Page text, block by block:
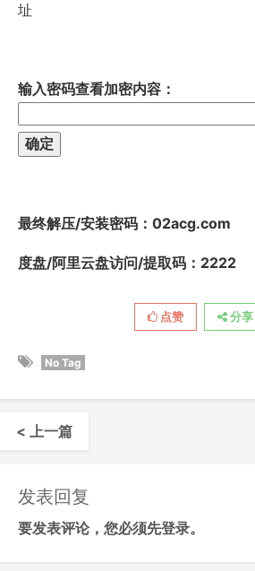
址
输入密码查看加密内容：
最终解压/安装密码 ：02acg.com
度盘/阿里云盘访问/提取码：2222
点赞 分享
No Tag
< 上一篇
发表回复
要发表评论，您必须先登录。